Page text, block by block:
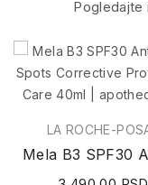
Pogledajte
LA ROCHE-